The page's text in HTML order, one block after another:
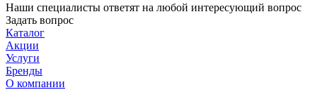
Наши специалисты ответят на любой интересующий вопрос
Задать вопрос
Каталог
Акции
Услуги
Бренды
О компании